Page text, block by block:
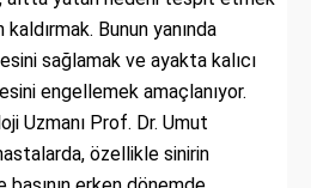
Bunun yanında
sağlamak ve ayakta kalıcı
engellemek amaçlanıyor.
Uzmanı Prof. Dr. Umut
özellikle sinirin